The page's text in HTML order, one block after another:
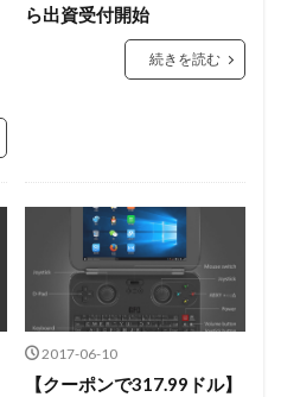
ら出資受付開始
続きを読む
2017-06-10
【クーポンで317.99ドル】